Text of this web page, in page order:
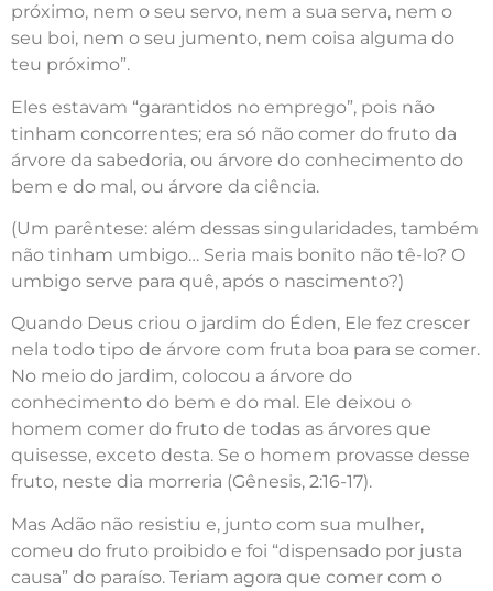
próximo, nem o seu servo, nem a sua serva, nem o
seu boi, nem o seu jumento, nem coisa alguma do
teu próximo”.
Eles estavam “garantidos no emprego”, pois não
tinham concorrentes; era só não comer do fruto da
árvore da sabedoria, ou árvore do conhecimento do
bem e do mal, ou árvore da ciência.
(Um parêntese: além dessas singularidades, também
não tinham umbigo… Seria mais bonito não tê-lo? O
umbigo serve para quê, após o nascimento?)
Quando Deus criou o jardim do Éden, Ele fez crescer
nela todo tipo de árvore com fruta boa para se comer.
No meio do jardim, colocou a árvore do
conhecimento do bem e do mal. Ele deixou o
homem comer do fruto de todas as árvores que
quisesse, exceto desta. Se o homem provasse desse
fruto, neste dia morreria (Gênesis, 2:16-17).
Mas Adão não resistiu e, junto com sua mulher,
comeu do fruto proibido e foi “dispensado por justa
causa” do paraíso. Teriam agora que comer com o